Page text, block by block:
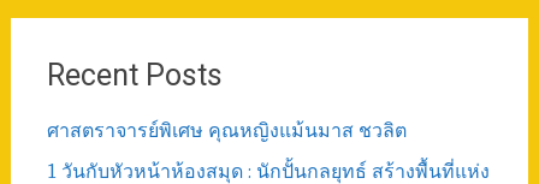
Recent Posts
ศาสตราจารย์พิเศษ คุณหญิงแม้นมาส ชวลิต
1 วันกับหัวหน้าห้องสมุด : นักปั้นกลยุทธ์ สร้างพื้นที่แห่ง